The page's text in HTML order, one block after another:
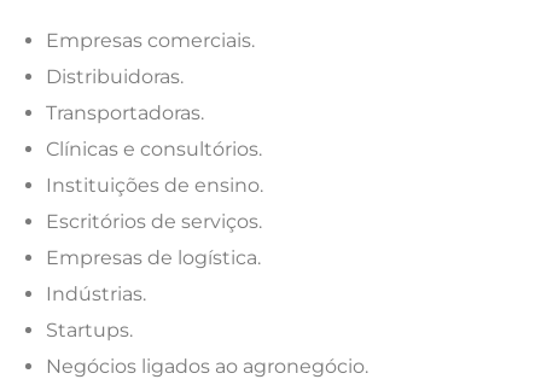
Empresas comerciais.
Distribuidoras.
Transportadoras.
Clínicas e consultórios.
Instituições de ensino.
Escritórios de serviços.
Empresas de logística.
Indústrias.
Startups.
Negócios ligados ao agronegócio.